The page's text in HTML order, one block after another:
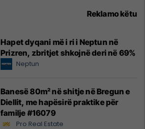
Reklamo këtu
Hapet dyqani më i ri i Neptun në
Prizren, zbritjet shkojnë deri në 69%
Neptun
Banesë 80m² në shitje në Bregun e
Diellit, me hapësirë praktike për
familje #16079
Pro Real Estate